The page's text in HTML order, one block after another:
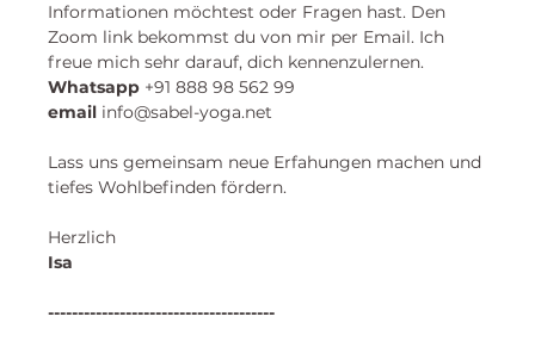
Informationen möchtest oder Fragen hast. Den
Zoom link bekommst du von mir per Email. Ich
freue mich sehr darauf, dich kennenzulernen.
​Whatsapp +91 888 98 562 99
email info@sabel-yoga.net
Lass uns gemeinsam neue Erfahungen machen und
tiefes Wohlbefinden fördern.
Herzlich
Isa
--------------------------------------